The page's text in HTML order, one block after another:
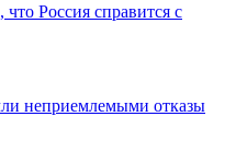
Россия справится с
неприемлемыми отказы